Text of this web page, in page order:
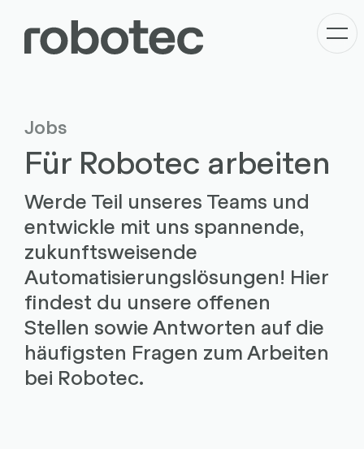
Jobs
Für Robotec arbeiten
Werde Teil unseres Teams und
entwickle mit uns spannende,
zukunftsweisende
Automatisierungslösungen! Hier
findest du unsere offenen
Stellen sowie Antworten auf die
häufigsten Fragen zum Arbeiten
bei Robotec.